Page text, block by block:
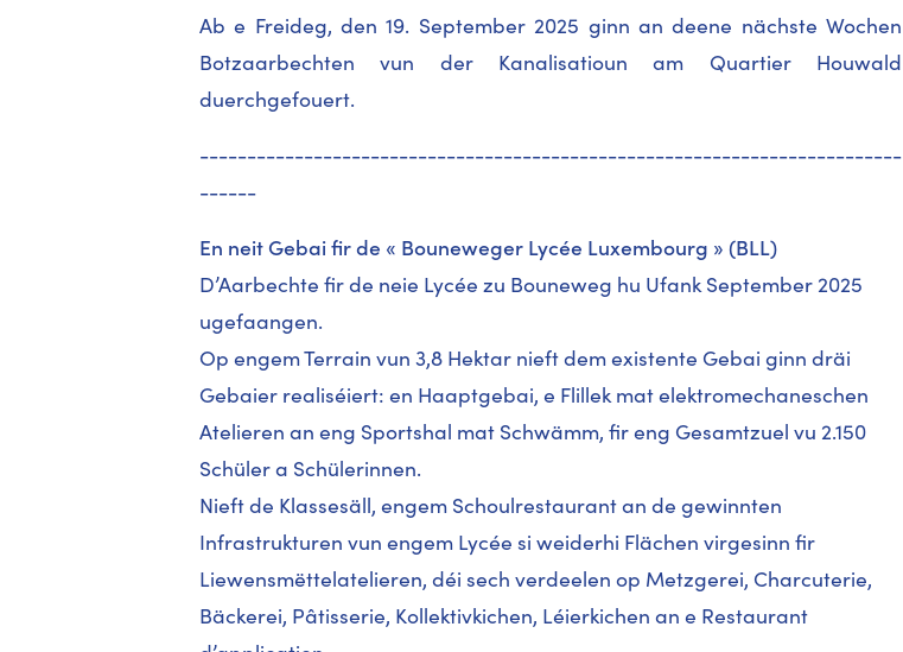
Ab e Freideg, den 19. September 2025 ginn an deene nächste Wochen
Botzaarbechten vun der Kanalisatioun am Quartier Houwald
duerchgefouert.
--------------------------------------------------------------------------
------
En neit Gebai fir de « Bouneweger Lycée Luxembourg » (BLL)
D’Aarbechte fir de neie Lycée zu Bouneweg hu Ufank September 2025
ugefaangen.
Op engem Terrain vun 3,8 Hektar nieft dem existente Gebai ginn dräi
Gebaier realiséiert: en Haaptgebai, e Flillek mat elektromechaneschen
Atelieren an eng Sportshal mat Schwämm, fir eng Gesamtzuel vu 2.150
Schüler a Schülerinnen.
Nieft de Klassesäll, engem Schoulrestaurant an de gewinnten
Infrastrukturen vun engem Lycée si weiderhi Flächen virgesinn fir
Liewensmëttelatelieren, déi sech verdeelen op Metzgerei, Charcuterie,
Bäckerei, Pâtisserie, Kollektivkichen, Léierkichen an e Restaurant